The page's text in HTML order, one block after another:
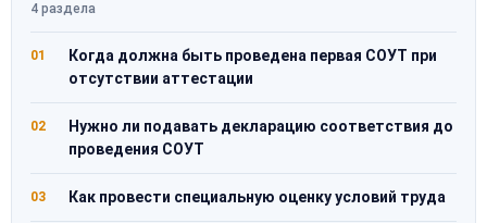
4 раздела
01
Когда должна быть проведена первая СОУТ при
отсутствии аттестации
02
Нужно ли подавать декларацию соответствия до
проведения СОУТ
03 Как провести специальную оценку условий труда